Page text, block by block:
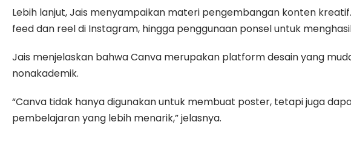
Lebih lanjut, Jais menyampaikan materi pengembangan konten
feed dan reel di Instagram, hingga penggunaan ponsel untuk
Jais menjelaskan bahwa Canva merupakan platform desain yang
nonakademik.
“Canva tidak hanya digunakan untuk membuat poster, tetapi juga
pembelajaran yang lebih menarik,” jelasnya.